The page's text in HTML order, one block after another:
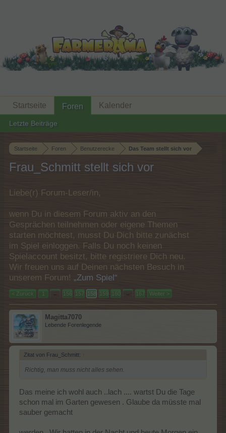
Startseite Foren Benutzerecke Das Team stellt sich vor
Frau_Schmitt stellt sich vor
Liebe(r) Forum-Leser/in,
wenn Du in diesem Forum aktiv an den
Gesprächen teilnehmen oder eigene Themen
starten möchtest, musst Du Dich bitte zunächst
im Spiel einloggen. Falls Du noch keinen
Spielaccount besitzt, bitte registriere Dich neu.
Wir freuen uns auf Deinen nächsten Besuch in
unserem Forum! „Zum Spiel“
< Zurück 1 ← 156 157 158 159 160 → 167 Weiter >
Magitta7070
Lebende Forenlegende
Zitat von Frau_Schmitt: ↑
Richtig, man muss nicht alles sehen.
Das meine ich wohl auch ..lach .... wartst Du die Tage
schon mal im Garten gewesen . Glaube da müsste mal
sauber gemacht
Startseite Foren
Letzte Beiträge
Kalender